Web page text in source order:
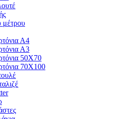
μέτρου
Α4
Α3
50Χ70
70Χ100